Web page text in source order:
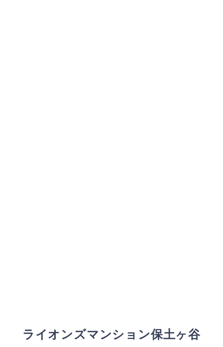
ライオンズマンション保土ヶ谷